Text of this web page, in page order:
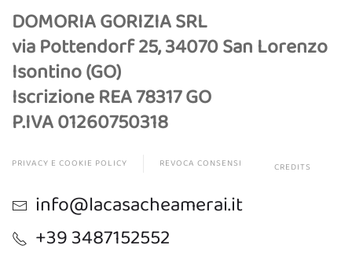
DOMORIA GORIZIA SRL
via Pottendorf 25, 34070 San Lorenzo
Isontino (GO)
Iscrizione REA 78317 GO
P.IVA 01260750318
PRIVACY E COOKIE POLICY REVOCA CONSENSI CREDITS
info@lacasacheamerai.it
+39 3487152552